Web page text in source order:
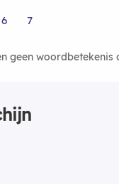
6 7
geen woordbetekenis